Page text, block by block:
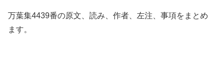
万葉集4439番の原文、読み、作者、左注、事項をまとめ
ます。